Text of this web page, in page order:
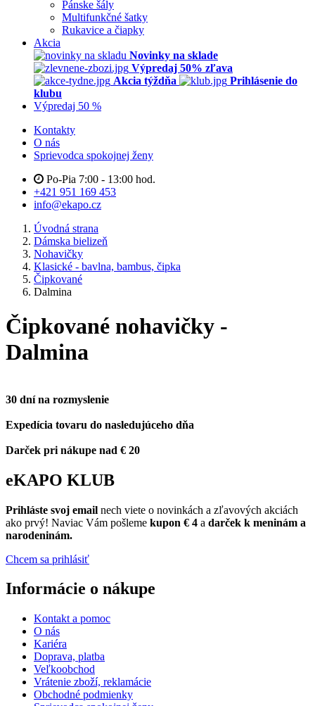
Pánske šály
Multifunkčné šatky
Rukavice a čiapky
Akcia
Novinky na sklade
Výpredaj 50% zľava
Akcia týždňa
Prihlásenie do
klubu
Výpredaj 50 %
Kontakty
O nás
Sprievodca spokojnej ženy
Po-Pia 7:00 - 13:00 hod.
+421 951 169 453
info@ekapo.cz
Úvodná strana
Dámska bielizeň
Nohavičky
Klasické - bavlna, bambus, čipka
Čipkované
Dalmina
Čipkované nohavičky -
Dalmina
30 dní na rozmyslenie
Expedícia tovaru do nasledujúceho dňa
Darček pri nákupe nad € 20
eKAPO KLUB
Prihláste svoj email nech viete o novinkách a zľavových akciách
ako prvý! Naviac Vám pošleme kupon € 4 a darček k meninám a
narodeninám.
Chcem sa prihlásiť
Informácie o nákupe
Kontakt a pomoc
O nás
Kariéra
Doprava, platba
Veľkoobchod
Vrátenie zboží, reklamácie
Obchodné podmienky